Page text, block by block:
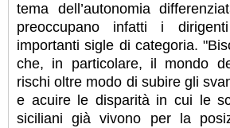
tema dell’autonomia
preoccupano infatti i
importanti sigle di categoria.
che, in particolare, il mondo
rischi oltre modo di subire gli
e acuire le disparità in cui le
siciliani già vivono per la